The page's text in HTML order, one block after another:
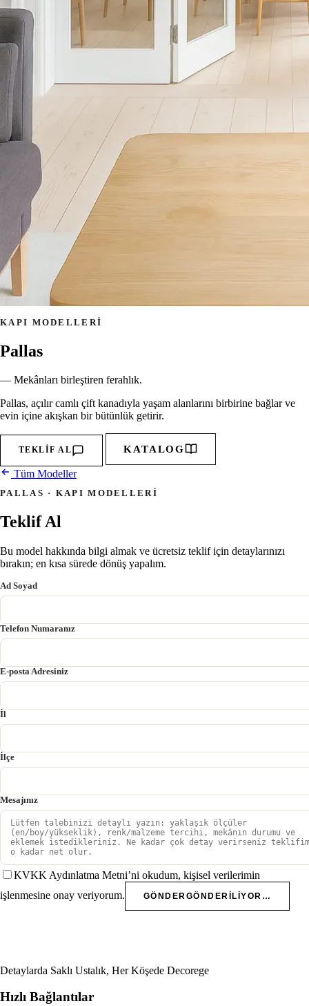
KAPI MODELLERI
Pallas
— Mekânları birleştiren ferahlık.
Pallas, açılır camlı çift kanadıyla yaşam alanlarını birbirine bağlar ve
evin içine akışkan bir bütünlük getirir.
TEKLIF AL KATALOG
Tüm Modeller
PALLAS · KAPI MODELLERI
Teklif Al
Bu model hakkında bilgi almak ve ücretsiz teklif için detaylarınızı
bırakın; en kısa sürede dönüş yapalım.
Ad Soyad
Telefon Numaranız
E-posta Adresiniz
İl
İlçe
Mesajınız
KVKK Aydınlatma Metni’ni okudum, kişisel verilerimin
işlenmesine onay veriyorum.
GÖNDER GÖNDERILIYOR…
Detaylarda Saklı Ustalık, Her Köşede Decorege
Hızlı Bağlantılar